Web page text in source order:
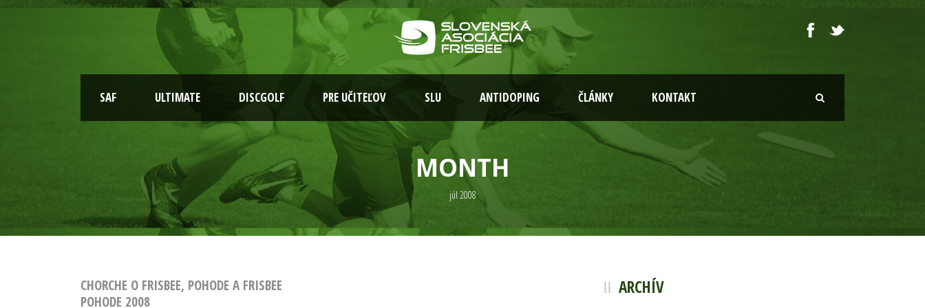
SAF ULTIMATE DISCGOLF PRE UČITEĽOV SLU ANTIDOPING ČLÁNKY KONTAKT
MONTH
júl 2008
CHORCHE O FRISBEE, POHODE A FRISBEE
POHODE 2008
ARCHÍV